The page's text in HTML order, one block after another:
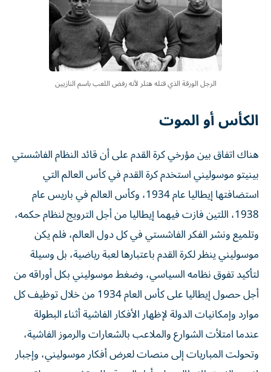
الرجل الورقة الذي قتله هتلر لأنه رفض اللعب باسم النازيين
الكأس أو الموت
هناك اتفاق بين مؤرخي كرة القدم على أن قائد النظام الفاشستي
بينيتو موسوليني استخدم كرة القدم في كأس العالم التي
استضافتها إيطاليا عام 1934، وكأس العالم في باريس عام
1938، اللتين فازت فيهما إيطاليا من أجل الترويج لنظام حكمه،
وتلميع ونشر الفكر الفاشستي في كل دول العالم، فلم يكن
موسوليني ينظر لكرة القدم باعتبارها لعبة رياضية، بل وسيلة
لتأكيد تفوق نظامه السياسي، وضغط موسوليني بكل أوراقه من
أجل حصول إيطاليا على كأس العام 1934 من خلال توظيف كل
موارد وإمكانيات الدولة لإظهار الأفكار الفاشية أثناء البطولة
عندما امتلأت الشوارع والملاعب بالشعارات والرموز الفاشية،
وتحولت المباريات إلى منصات لعرض أفكار موسوليني، وإجبار